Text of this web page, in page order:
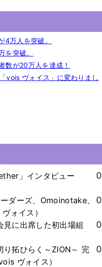
万人を突破。
突破。
が20万人を達成！
ヴォイス」に変わりまし
」インタビュー
0
ダーズ、Omoinotake、
ォイス）
0
見に出席した初出場組
0
り拓ひらく～ZION～ 完
ヴォイス）
0